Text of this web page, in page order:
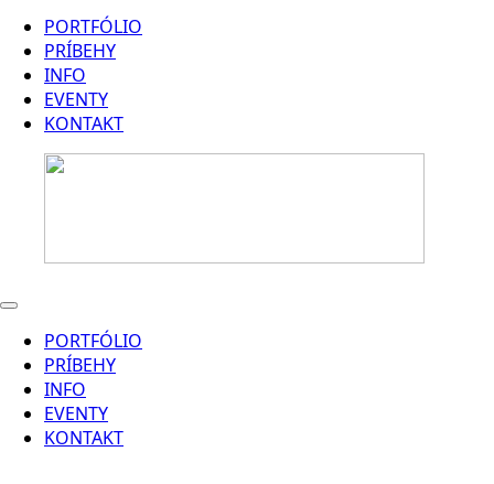
PORTFÓLIO
PRÍBEHY
INFO
EVENTY
KONTAKT
PORTFÓLIO
PRÍBEHY
INFO
EVENTY
KONTAKT